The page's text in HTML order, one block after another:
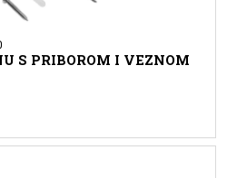
S PRIBOROM I VEZNOM